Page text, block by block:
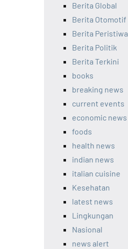
Berita Global
Berita Otomotif
Berita Peristiwa
Berita Politik
Berita Terkini
books
breaking news
current events
economic news
foods
health news
indian news
italian cuisine
Kesehatan
latest news
Lingkungan
Nasional
news alert